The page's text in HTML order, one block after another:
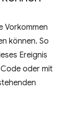
Vorkommen
können. So
Ereignis
oder mit